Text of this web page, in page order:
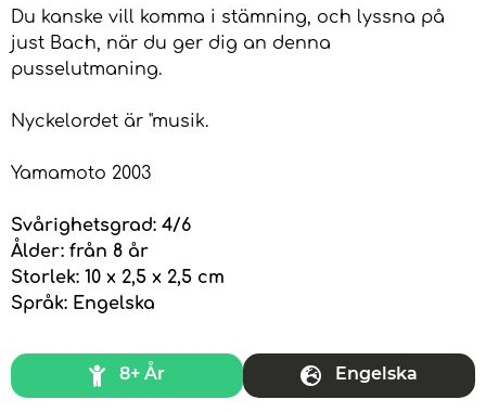
Du kanske vill komma i stämning, och lyssna på
just Bach, när du ger dig an denna
pusselutmaning.
Nyckelordet är "musik.
Yamamoto 2003
Svårighetsgrad: 4/6
Ålder: från 8 år
Storlek: 10 x 2,5 x 2,5 cm
Språk: Engelska
8+ År Engelska